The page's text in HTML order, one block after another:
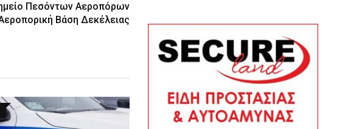
Πεσόντων Αεροπόρων
Βάση Δεκέλειας